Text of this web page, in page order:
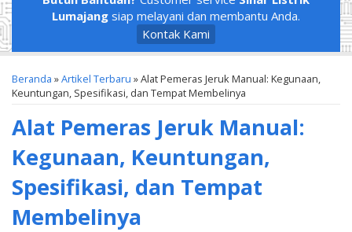
Lumajang siap melayani dan membantu Anda.
Kontak Kami
Beranda »Artikel Terbaru » Alat Pemeras Jeruk Manual: Kegunaan,
Keuntungan, Spesifikasi, dan Tempat Membelinya
Alat Pemeras Jeruk Manual:
Kegunaan, Keuntungan,
Spesifikasi, dan Tempat
Membelinya